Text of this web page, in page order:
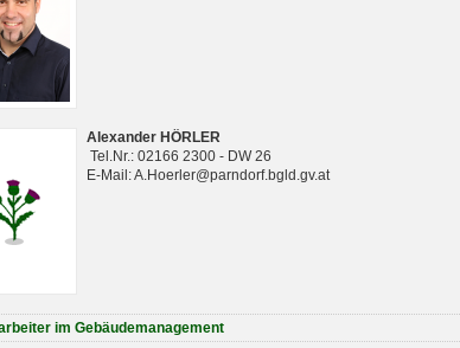
Alexander HÖRLER
Tel.Nr.: 02166 2300 - DW 26
E-Mail: A.Hoerler@parndorf.bgld.gv.at
im Gebäudemanagement